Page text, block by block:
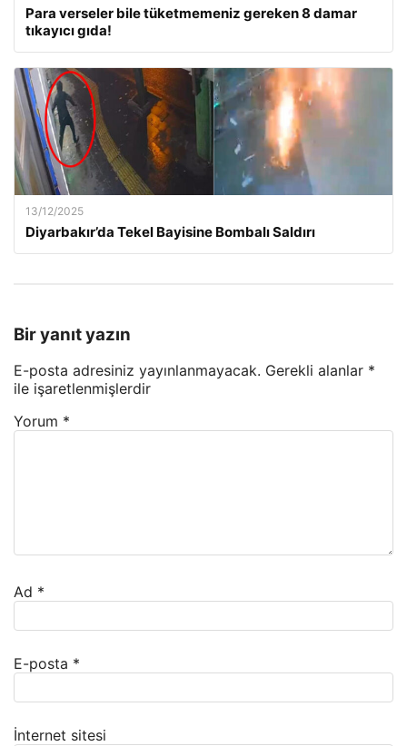
Para verseler bile tüketmemeniz gereken 8 damar
tıkayıcı gıda!
13/12/2025
Diyarbakır’da Tekel Bayisine Bombalı Saldırı
Bir yanıt yazın
E-posta adresiniz yayınlanmayacak. Gerekli alanlar *
ile işaretlenmişlerdir
Yorum *
Ad *
E-posta *
İnternet sitesi